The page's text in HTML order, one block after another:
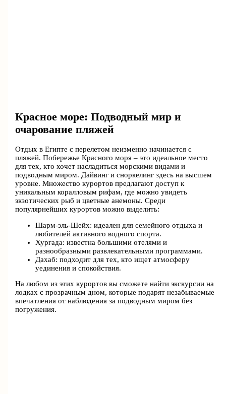
Красное море: Подводный мир и
очарование пляжей
Отдых в Египте с перелетом неизменно начинается с
пляжей. Побережье Красного моря – это идеальное место
для тех, кто хочет насладиться морскими видами и
подводным миром. Дайвинг и сноркелинг здесь на высшем
уровне. Множество курортов предлагают доступ к
уникальным коралловым рифам, где можно увидеть
экзотических рыб и цветные анемоны. Среди
популярнейших курортов можно выделить:
Шарм-эль-Шейх: идеален для семейного отдыха и
любителей активного водного спорта.
Хургада: известна большими отелями и
разнообразными развлекательными программами.
Дахаб: подходит для тех, кто ищет атмосферу
уединения и спокойствия.
На любом из этих курортов вы сможете найти экскурсии на
лодках с прозрачным дном, которые подарят незабываемые
впечатления от наблюдения за подводным миром без
погружения.